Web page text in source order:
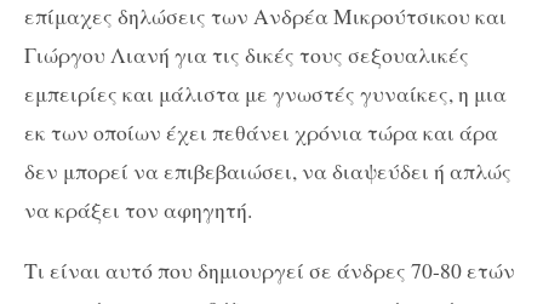
επίμαχες δηλώσεις των Ανδρέα Μικρούτσικου και
Γιώργου Λιανή για τις δικές τους σεξουαλικές
εμπειρίες και μάλιστα με γνωστές γυναίκες, η μια
εκ των οποίων έχει πεθάνει χρόνια τώρα και άρα
δεν μπορεί να επιβεβαιώσει, να διαψεύδει ή απλώς
να κράξει τον αφηγητή.
Τι είναι αυτό που δημιουργεί σε άνδρες 70-80 ετών